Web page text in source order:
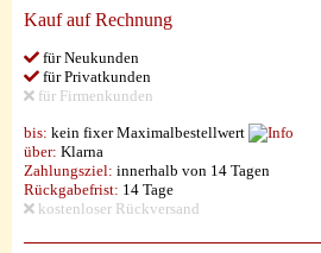
Kauf auf Rechnung
für Neukunden
für Privatkunden
für Firmenkunden
bis: kein fixer Maximalbestellwert
über: Klarna
Zahlungsziel: innerhalb von 14 Tagen
Rückgabefrist: 14 Tage
kostenloser Rückversand